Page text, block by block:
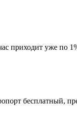
приходит уже по
бесплатный,